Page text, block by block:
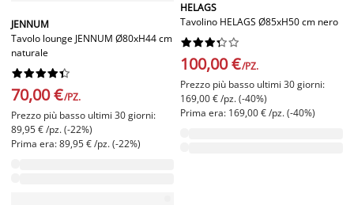
JENNUM
Tavolo lounge JENNUM Ø80xH44 cm
naturale






70,00 €/PZ.
Prezzo più basso ultimi 30 giorni:
89,95 € /pz. (-22%)
Prima era: 89,95 € /pz. (-22%)
HELAGS
Tavolino HELAGS Ø85xH50 cm nero






100,00 €/PZ.
Prezzo più basso ultimi 30 giorni:
169,00 € /pz. (-40%)
Prima era: 169,00 € /pz. (-40%)